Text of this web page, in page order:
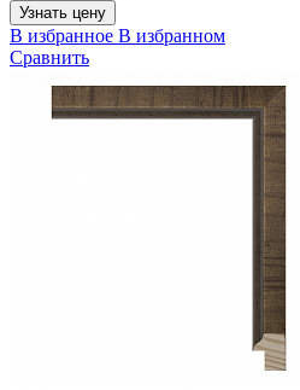
Узнать цену
В избранное В избранном
Сравнить